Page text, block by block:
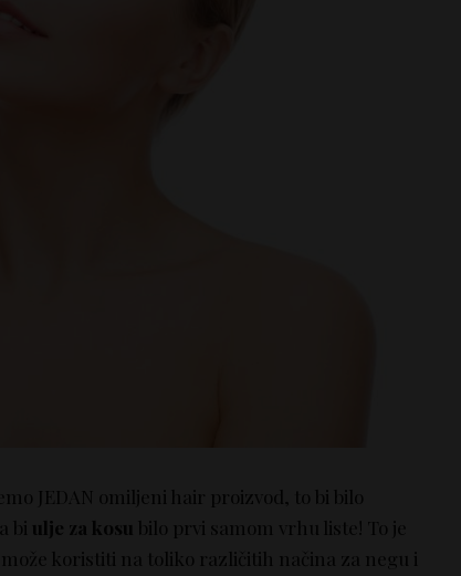
JEDAN omiljeni hair proizvod, to bi bilo
bi ulje za kosu bilo prvi samom vrhu liste! To je
koristiti na toliko različitih načina za negu i